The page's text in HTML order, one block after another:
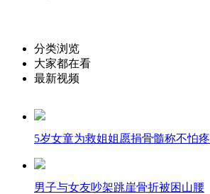
分类浏览
大家都在看
最新视频
5岁女童为救姐姐愿捐骨髓称不怕疼
男子与女友吵架跳崖骨折被困山腰